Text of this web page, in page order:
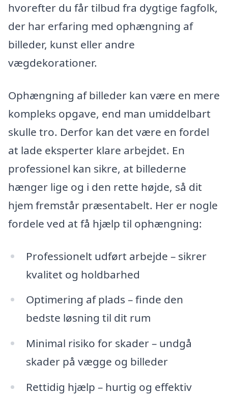
hvorefter du får tilbud fra dygtige fagfolk,
der har erfaring med ophængning af
billeder, kunst eller andre
vægdekorationer.
Ophængning af billeder kan være en mere
kompleks opgave, end man umiddelbart
skulle tro. Derfor kan det være en fordel
at lade eksperter klare arbejdet. En
professionel kan sikre, at billederne
hænger lige og i den rette højde, så dit
hjem fremstår præsentabelt. Her er nogle
fordele ved at få hjælp til ophængning:
Professionelt udført arbejde – sikrer
kvalitet og holdbarhed
Optimering af plads – finde den
bedste løsning til dit rum
Minimal risiko for skader – undgå
skader på vægge og billeder
Rettidig hjælp – hurtig og effektiv